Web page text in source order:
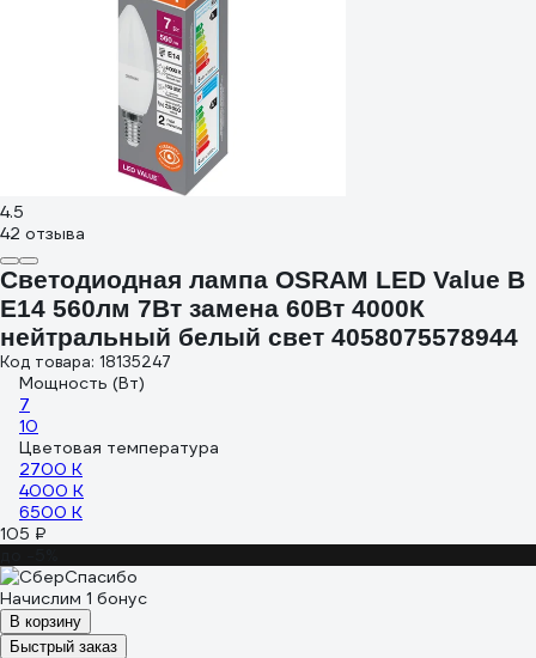
4.5
42 отзыва
Светодиодная лампа OSRAM LED Value B
E14 560лм 7Вт замена 60Вт 4000К
нейтральный белый свет 4058075578944
Код товара: 18135247
Мощность (Вт)
7
10
Цветовая температура
2700 К
4000 К
6500 К
105 ₽
Начислим 1 бонус
В корзину
Быстрый заказ